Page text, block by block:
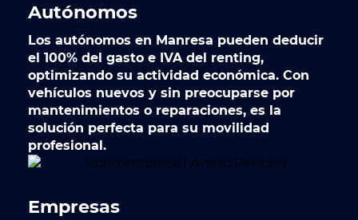
Autónomos
Los autónomos en Manresa pueden deducir
el 100% del gasto e IVA del renting,
optimizando su actividad económica. Con
vehículos nuevos y sin preocuparse por
mantenimientos o reparaciones, es la
solución perfecta para su movilidad
profesional.
Empresas